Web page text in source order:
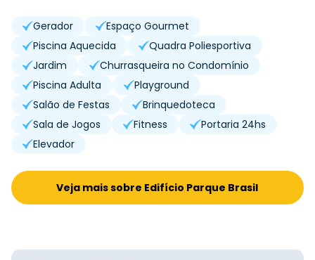
Gerador
Espaço Gourmet
Piscina Aquecida
Quadra Poliesportiva
Jardim
Churrasqueira no Condomínio
Piscina Adulta
Playground
Salão de Festas
Brinquedoteca
Sala de Jogos
Fitness
Portaria 24hs
Elevador
Veja mais sobre Edifício Parque Brasil